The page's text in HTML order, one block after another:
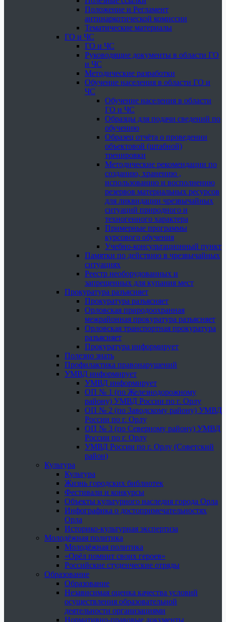
Положение и Регламент
антинаркотической комиссии
Тематические материалы
ГО и ЧС
ГО и ЧС
Руководящие документы в области ГО
и ЧС
Методические разработки
Обучение населения в области ГО и
ЧС
Обучение населения в области
ГО и ЧС
Образцы для подачи сведений по
обучению
Образец отчёта о проведении
объектовой (штабной)
тренировки
Методические рекомендации по
созданию, хранению ,
использованию и восполнению
резервов материальных ресурсов
для ликвидации чрезвычайных
ситуаций природного и
техногенного характера
Примерные программы
курсового обучения
Учебно-консультационный пункт
Памятки по действию в чрезвычайных
ситуациях
Реестр необорудованных и
запрещенных для купания мест
Прокуратура разъясняет
Прокуратура разъясняет
Орловская природоохранная
межрайонная прокуратура разъясняет
Орловская транспортная прокуратура
разъясняет
Прокуратура информирует
Полезно знать
Профилактика правонарушений
УМВД информирует
УМВД информирует
ОП № 1 (по Железнодорожному
району) УМВД России по г. Орлу
ОП № 2 (по Заводскому району) УМВД
России по г. Орлу
ОП № 3 (по Северному району) УМВД
России по г. Орлу
УМВД России по г. Орлу (Советский
район)
Культура
Культура
Жизнь городских библиотек
Фестивали и конкурсы
Объекты культурного наследия города Орла
Инфографика о достопримечательностях
Орла
Историко-культурная экспертиза
Молодёжная политика
Молодёжная политика
«Орёл помнит своих героев»
Российские студенческие отряды
Образование
Образование
Независимая оценка качества условий
осуществления образовательной
деятельности организациями
Нормативно-правовые документы